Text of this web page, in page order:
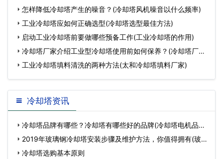
怎样降低冷却塔产生的噪音？(冷却塔风机噪音以什么频率)
工业冷却塔应如何正确选型(冷却塔选型最佳方法)
启动工业冷却塔前要做哪些预备工作(工业冷却塔的作用)
冷却塔厂家介绍工业型冷却塔使用前如何保养？(冷却塔厂家
介绍工业冷却塔填料清洗的两种方法(太和冷却塔填料厂家)
冷却塔资讯
冷却塔品牌有哪些？冷却塔有哪些好的品牌(冷却塔电机品牌
有哪…
2019年玻璃钢冷却塔安装步骤及维护方法，你值得拥有(玻璃
钢冷…
冷却塔选购基本原则